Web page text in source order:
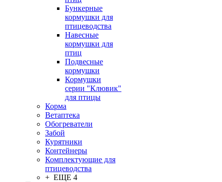
Бункерные
кормушки для
птицеводства
Навесные
кормушки для
птиц
Подвесные
кормушки
Кормушки
серии "Клювик"
для птицы
Корма
Ветаптека
Обогреватели
Забой
Курятники
Контейнеры
Комплектующие для
птицеводства
+ ЕЩЕ 4